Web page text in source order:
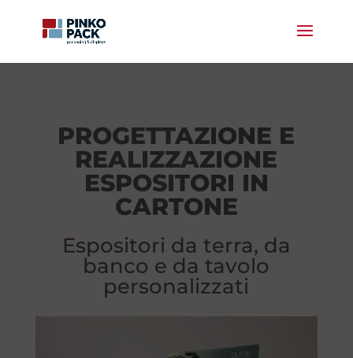
PROGETTAZIONE E
REALIZZAZIONE
ESPOSITORI IN
CARTONE
Espositori da terra, da
banco e da tavolo
personalizzati